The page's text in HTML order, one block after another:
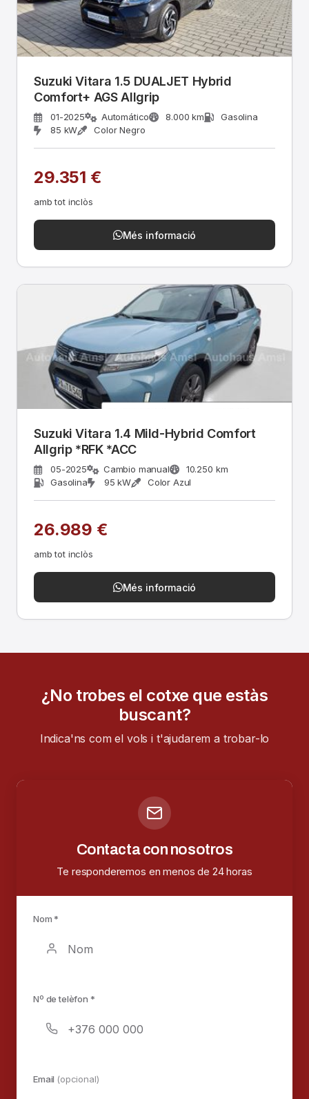
Suzuki Vitara 1.5 DUALJET Hybrid
Comfort+ AGS Allgrip
01-2025 Automático 8.000 km
Gasolina
85 kW
Color Negro
29.351 €
amb tot inclòs
Més informació
Suzuki Vitara 1.4 Mild-Hybrid Comfort
Allgrip *RFK *ACC
05-2025 Cambio manual
10.250 km
Gasolina
95 kW Color Azul
26.989 €
amb tot inclòs
Més informació
¿No trobes el cotxe que estàs
buscant?
Indica'ns com el vols i t'ajudarem a trobar-lo
Contacta con nosotros
Te responderemos en menos de 24 horas
Nom *
Nº de telèfon *
Email (opcional)